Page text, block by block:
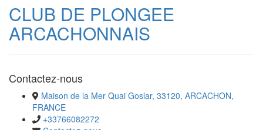
CLUB DE PLONGEE
ARCACHONNAIS
Contactez-nous
Maison de la Mer Quai Goslar, 33120, ARCACHON,
FRANCE
+33766082272